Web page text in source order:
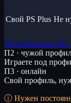
Свой PS Plus Не
Подробно про
П2 · чужой
Играете под
П3 · онлайн
Свой профиль,
Нужен